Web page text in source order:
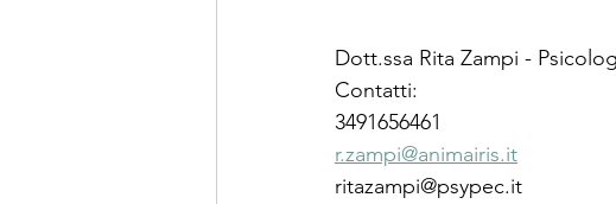
Dott.ssa Rita Zampi -
Contatti:
3491656461
r.zampi@animairis.it
ritazampi@psypec.it